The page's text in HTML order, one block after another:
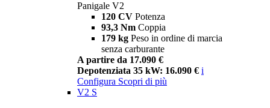
Panigale V2
120 CV Potenza
93,3 Nm Coppia
179 kg Peso in ordine di marcia
senza carburante
A partire da 17.090 €
Depotenziata 35 kW: 16.090 € i
Configura Scopri di più
V2 S